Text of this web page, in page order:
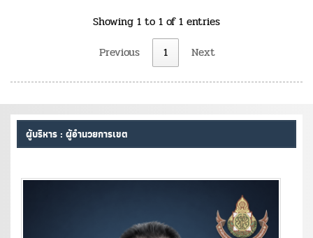
Showing 1 to 1 of 1 entries
Previous
1 Next
ผู้บริหาร : ผู้อำนวยการเขต